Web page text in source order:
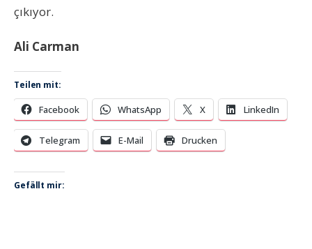
çıkıyor.
Ali Carman
Teilen mit:
Facebook WhatsApp X LinkedIn
Telegram E-Mail Drucken
Gefällt mir: